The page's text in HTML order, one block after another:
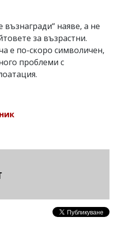
наяве, а не
за възрастни.
е по-скоро символичен,
проблеми с